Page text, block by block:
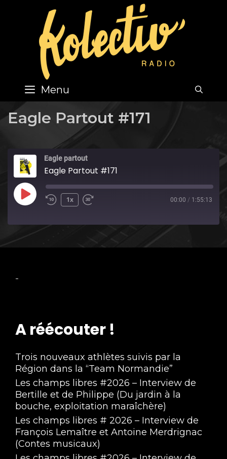
content
Menu
Eagle Partout #171
Eagle partout
Eagle Partout #171
Play
1x 00:00 / 1:55:13
-
A réécouter !
Trois nouveaux athlètes suivis par la
Région dans la “Team Normandie”
Les champs libres #2026 – Interview de
Bertille et de Philippe (Du jardin à la
bouche, exploitation maraîchère)
Les champs libres # 2026 – Interview de
François Lemaître et Antoine Merdrignac
(Contes musicaux)